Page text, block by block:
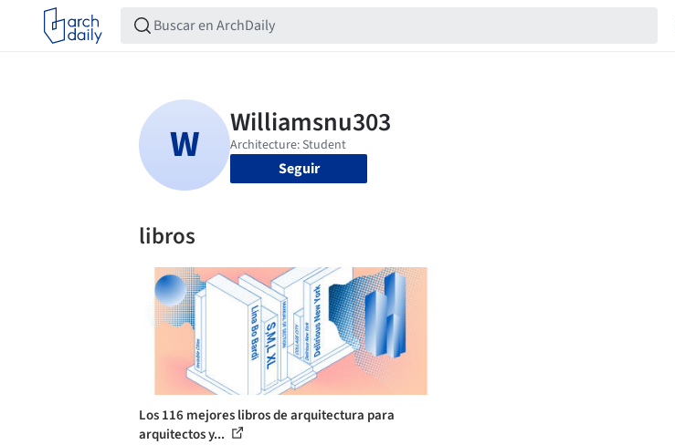
Seguir
libros
Los 116 mejores libros de arquitectura para
arquitectos y...